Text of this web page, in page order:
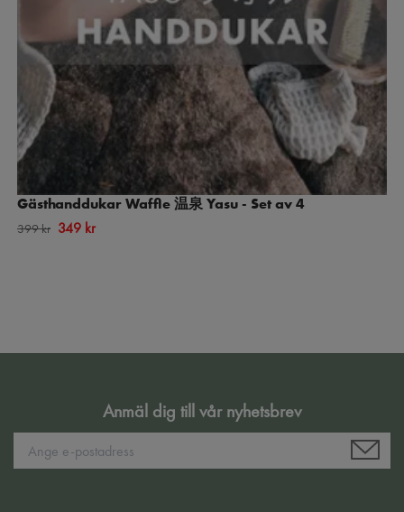
Gästhanddukar Waffle 温泉 Yasu - Set av 4
399 kr 349 kr
Anmäl dig till vår nyhetsbrev